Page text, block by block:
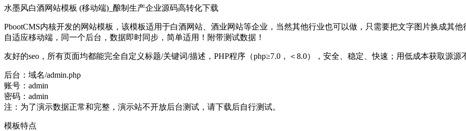
水墨风白酒网站模板 (移动端)_酿制生产企业源码高转化下载
PbootCMS内核开发的网站模板，该模板适用于白酒网站、酒业网站等企业，当然其他行业也可以做，只需要把文字图片换成其他
自适应移动端，同一个后台，数据即时同步，简单适用！附带测试数据！
友好的seo，所有页面均都能完全自定义标题/关键词/描述，PHP程序（php≥7.0，＜8.0），安全、稳定、快速；用低成本获取源源
后台：域名/admin.php
账号：admin
密码：admin
注：为了演示数据正常和完整，演示站不开放后台测试，请下载后自行测试。
模板特点